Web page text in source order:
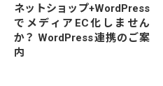
ネットショップ+WordPress
でメディアEC化しません
か？ WordPress連携のご案
内